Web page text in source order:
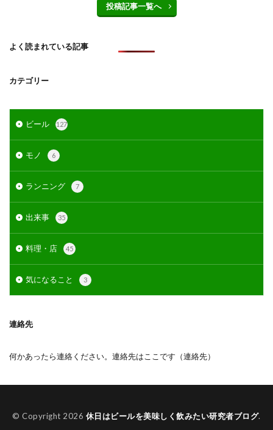
投稿記事一覧へ
よく読まれている記事
カテゴリー
ビール 127
モノ 6
ランニング 7
出来事 35
料理・店 45
気になること 3
連絡先
何かあったら連絡ください。連絡先はここです（連絡先）
© Copyright 2026 休日はビールを美味しく飲みたい研究者ブログ.